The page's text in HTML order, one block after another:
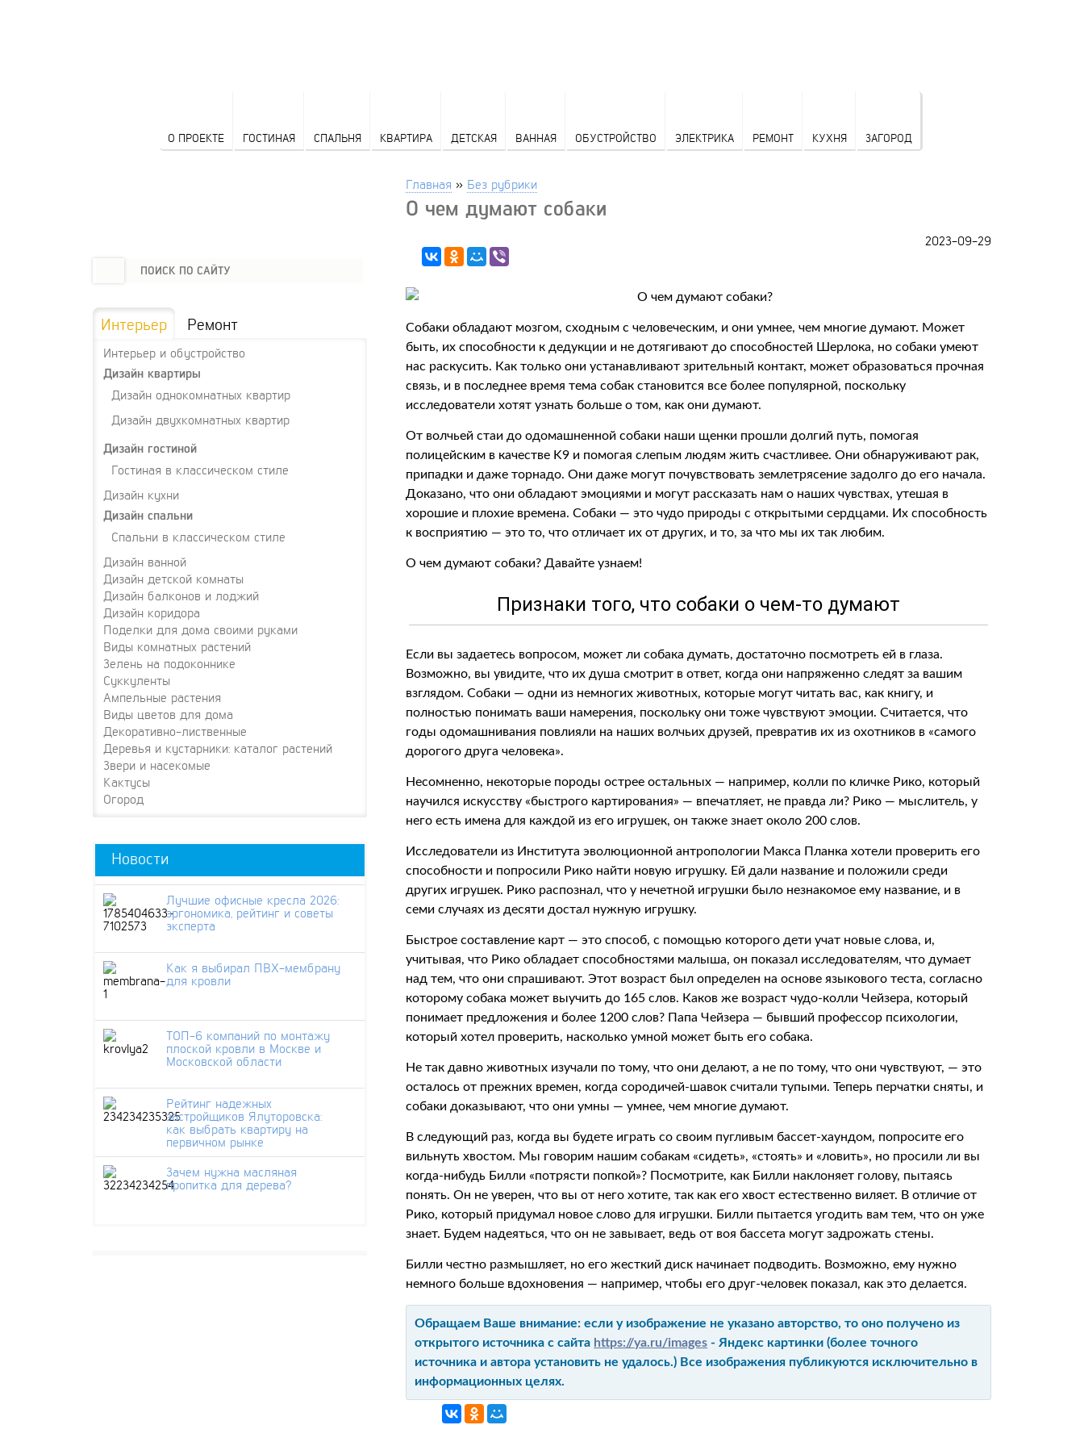
О ПРОЕКТЕ ГОСТИНАЯ СПАЛЬНЯ КВАРТИРА ДЕТСКАЯ ВАННАЯ ОБУСТРОЙСТВО ЭЛЕКТРИКА РЕМОНТ КУХНЯ ЗАГОРОД
Главная » Без рубрики
О чем думают собаки
2023-09-29
Собаки обладают мозгом, сходным с человеческим, и они умнее, чем многие думают. Может
быть, их способности к дедукции и не дотягивают до способностей Шерлока, но собаки умеют
нас раскусить. Как только они устанавливают зрительный контакт, может образоваться прочная
связь, и в последнее время тема собак становится все более популярной, поскольку
исследователи хотят узнать больше о том, как они думают.
От волчьей стаи до одомашненной собаки наши щенки прошли долгий путь, помогая
полицейским в качестве K9 и помогая слепым людям жить счастливее. Они обнаруживают рак,
припадки и даже торнадо. Они даже могут почувствовать землетрясение задолго до его начала.
Доказано, что они обладают эмоциями и могут рассказать нам о наших чувствах, утешая в
хорошие и плохие времена. Собаки — это чудо природы с открытыми сердцами. Их способность
к восприятию — это то, что отличает их от других, и то, за что мы их так любим.
О чем думают собаки? Давайте узнаем!
Признаки того, что собаки о чем-то думают
Если вы задаетесь вопросом, может ли собака думать, достаточно посмотреть ей в глаза.
Возможно, вы увидите, что их душа смотрит в ответ, когда они напряженно следят за вашим
взглядом. Собаки — одни из немногих животных, которые могут читать вас, как книгу, и
полностью понимать ваши намерения, поскольку они тоже чувствуют эмоции. Считается, что
годы одомашнивания повлияли на наших волчьих друзей, превратив их из охотников в «самого
дорогого друга человека».
Несомненно, некоторые породы острее остальных — например, колли по кличке Рико, который
научился искусству «быстрого картирования» — впечатляет, не правда ли? Рико — мыслитель, у
него есть имена для каждой из его игрушек, он также знает около 200 слов.
Исследователи из Института эволюционной антропологии Макса Планка хотели проверить его
способности и попросили Рико найти новую игрушку. Ей дали название и положили среди
других игрушек. Рико распознал, что у нечетной игрушки было незнакомое ему название, и в
семи случаях из десяти достал нужную игрушку.
Быстрое составление карт — это способ, с помощью которого дети учат новые слова, и,
учитывая, что Рико обладает способностями малыша, он показал исследователям, что думает
над тем, что они спрашивают. Этот возраст был определен на основе языкового теста, согласно
которому собака может выучить до 165 слов. Каков же возраст чудо-колли Чейзера, который
понимает предложения и более 1200 слов? Папа Чейзера — бывший профессор психологии,
который хотел проверить, насколько умной может быть его собака.
Не так давно животных изучали по тому, что они делают, а не по тому, что они чувствуют, — это
осталось от прежних времен, когда сородичей-шавок считали тупыми. Теперь перчатки сняты, и
собаки доказывают, что они умны — умнее, чем многие думают.
В следующий раз, когда вы будете играть со своим пугливым бассет-хаундом, попросите его
вильнуть хвостом. Мы говорим нашим собакам «сидеть», «стоять» и «ловить», но просили ли вы
когда-нибудь Билли «потрясти попкой»? Посмотрите, как Билли наклоняет голову, пытаясь
понять. Он не уверен, что вы от него хотите, так как его хвост естественно виляет. В отличие от
Рико, который придумал новое слово для игрушки. Билли пытается угодить вам тем, что он уже
знает. Будем надеяться, что он не завывает, ведь от воя бассета могут задрожать стены.
Билли честно размышляет, но его жесткий диск начинает подводить. Возможно, ему нужно
немного больше вдохновения — например, чтобы его друг-человек показал, как это делается.
Обращаем Ваше внимание: если у изображение не указано авторство, то оно получено из
открытого источника с сайта https://ya.ru/images - Яндекс картинки (более точного
источника и автора установить не удалось.) Все изображения публикуются исключительно в
информационных целях.
Интерьер Ремонт
Интерьер и обустройство
Дизайн квартиры
Дизайн однокомнатных квартир
Дизайн двухкомнатных квартир
Дизайн гостиной
Гостиная в классическом стиле
Дизайн кухни
Дизайн спальни
Спальни в классическом стиле
Дизайн ванной
Дизайн детской комнаты
Дизайн балконов и лоджий
Дизайн коридора
Поделки для дома своими руками
Виды комнатных растений
Зелень на подоконнике
Суккуленты
Ампельные растения
Виды цветов для дома
Декоративно-лиственные
Деревья и кустарники: каталог растений
Звери и насекомые
Кактусы
Огород
Новости
Лучшие офисные кресла 2026:
эргономика, рейтинг и советы
эксперта
Как я выбирал ПВХ-мембрану
для кровли
ТОП-6 компаний по монтажу
плоской кровли в Москве и
Московской области
Рейтинг надежных
застройщиков Ялуторовска:
как выбрать квартиру на
первичном рынке
Зачем нужна масляная
пропитка для дерева?